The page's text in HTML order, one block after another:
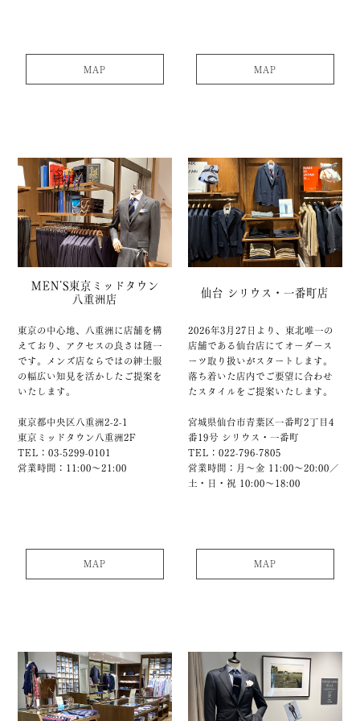
MAP MAP
MEN’S東京ミッドタウン
八重洲店
東京の中心地、八重洲に店舗を構
えており、アクセスの良さは随一
です。メンズ店ならではの紳士服
の幅広い知見を活かしたご提案を
いたします。
東京都中央区八重洲2-2-1
東京ミッドタウン八重洲2F
TEL：03-5299-0101
営業時間：11:00～21:00
MAP
仙台 シリウス・一番町店
2026年3月27日より、東北唯一の
店舗である仙台店にてオーダース
ーツ取り扱いがスタートします。
落ち着いた店内でご要望に合わせ
たスタイルをご提案いたします。
宮城県仙台市青葉区一番町2丁目4
番19号 シリウス・一番町
TEL：022-796-7805
営業時間：月～金 11:00～20:00／
土・日・祝 10:00～18:00
MAP